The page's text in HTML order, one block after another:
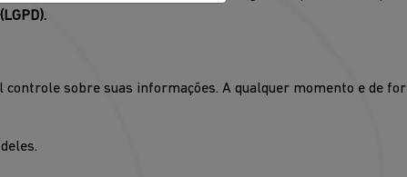
controle sobre suas informações. A qualquer momento e de